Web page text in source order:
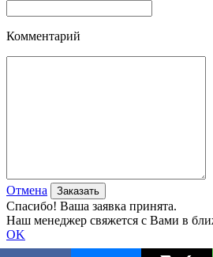
Комментарий
Отмена
Спасибо! Ваша заявка принята.
Наш менеджер свяжется с Вами в
OK